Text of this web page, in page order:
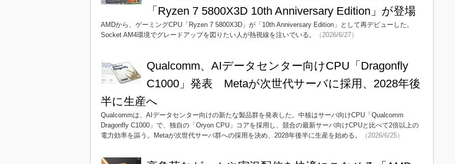
「Ryzen 7 5800X3D 10th Anniversary Edition」が登場
AMDから、ゲーミングCPU「Ryzen 7 5800X3D」が「10th Anniversary Edition」として再デビューした。
Socket AM4環境でグレードアップを図りたい人が熱視線を注いでいる。
（2026/6/27）
Qualcomm、AIデータセンター向けCPU「Dragonfly
C1000」発表 Metaが次世代サーバに採用、2028年後
半に生産へ
Qualcommは、AIデータセンター向けの新たな製品群を発表した。中核はサーバ向けCPU「Qualcomm
Dragonfly C1000」で、独自の「Oryon CPU」コアを採用し、競合の最新サーバ向けCPUと比べて2倍以上の
電力効率を謳う。Metaが次世代サーバ群への採用を決め、2028年後半に生産を始める。
（2026/6/25）